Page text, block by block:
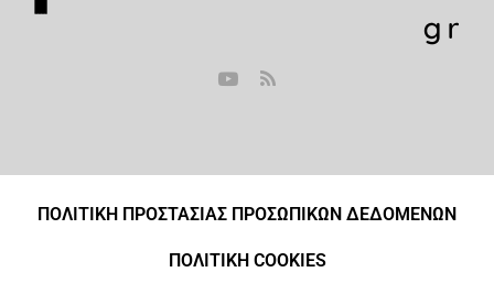
ΠΟΛΙΤΙΚΗ ΠΡΟΣΤΑΣΙΑΣ ΠΡΟΣΩΠΙΚΩΝ ΔΕΔΟΜΕΝΩΝ
ΠΟΛΙΤΙΚΗ COOKIES